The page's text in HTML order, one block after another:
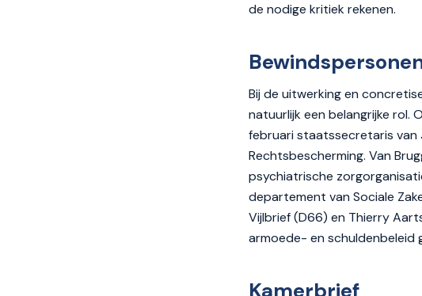
de nodige kritiek rekenen.
Bij de uitwerking en
natuurlijk een belangrijke rol.
februari staatssecretaris van
Rechtsbescherming. Van
psychiatrische
departement van Sociale
Vijlbrief (D66) en Thierry
armoede- en schuldenbeleid
Kamerbrief